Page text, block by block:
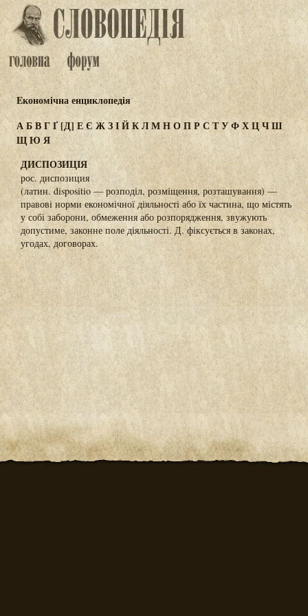
Eкономічна енциклопедія
АБВГҐ[Д] ЕЄ ЖЗІЙКЛМНОПР С ТУФХЦЧШ
ЩЮ Я
ДИСПОЗИЦІЯ
рос. диспозиция
(латин. dispositio — розподіл, розміщення, розташування) —
правові норми економічної діяльності або їх частина, що містять
у собі заборони, обмеження або розпорядження, звужують
допустиме, законне поле діяльності. Д. фіксується в законах,
угодах, договорах.